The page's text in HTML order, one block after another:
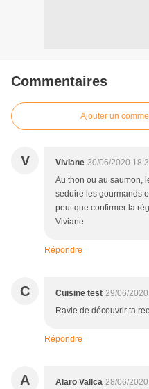
Commentaires
Ajouter un
V Viviane 30/06/2020
Au thon ou au saumon,
séduire les gourmands
peut que confirmer la
Viviane
Répondre
C Cuisine test 29/06/
Ravie de découvrir ta
Répondre
A Alaro Vallca 28/06/